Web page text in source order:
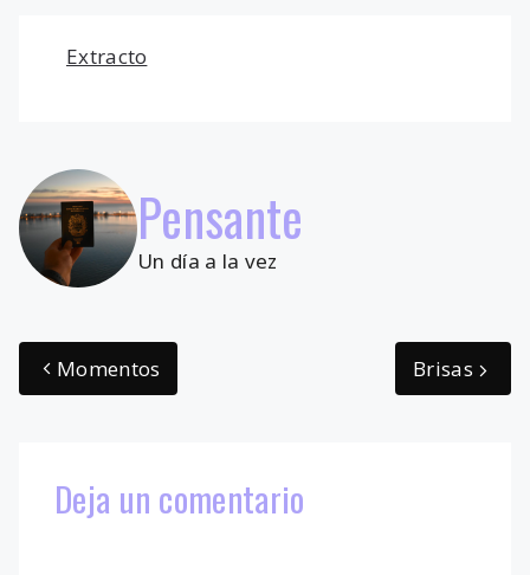
Categorías
Extracto
Pensante
Un día a la vez
Momentos Brisas
Deja un comentario